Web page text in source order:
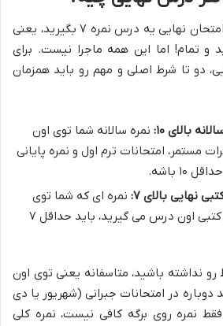
شاید فکر کنید اگه توی امتحان نهایی یه درس نمره ۷ بگیرید، یعنی
تمام! اما این همه ماجرا نیست. برای
دو تا شرط اصلی و مهم رو باید همزمان
بالای ۱۰:
نمره سالانه شما توی اون
مستمر، امتحانات ترم اول و نمره پایانی
باشه.
نهایی بالای ۷:
نمره ای که شما توی
برگه امتحان نهایی کتبی اون درس می گیرید، باید حداقل ۷
رو نداشته باشید، متاسفانه یعنی توی اون
در امتحانات جبرانی (شهریور یا دی
نمره روی برگه کافی نیست، نمره کلی